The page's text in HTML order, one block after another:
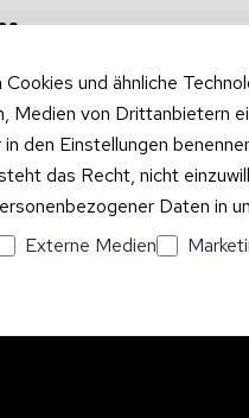
Cookies und ähnliche
Medien von Drittanbietern
den Einstellungen
das Recht, nicht
Daten in
Externe Medien